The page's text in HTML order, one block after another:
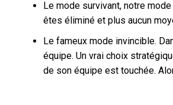
Le mode survivant, notre
êtes éliminé et plus aucun
Le fameux mode invincible.
équipe. Un vrai choix
de son équipe est touchée.